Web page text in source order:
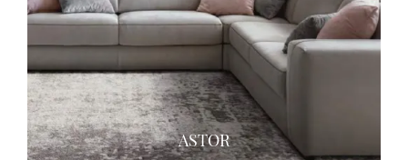
ASTOR